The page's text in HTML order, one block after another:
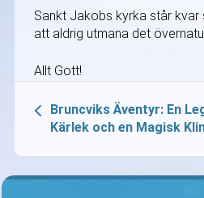
Sankt Jakobs kyrka står
att aldrig utmana det
Allt Gott!
Bruncviks Äventyr: En
Kärlek och en Magisk